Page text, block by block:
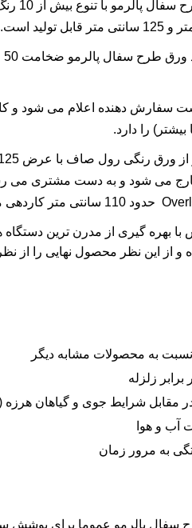
می شود و به دست مشتری می
با بهره گیری از مدرن ترین
و از این نظر محصول نهایی را از
به محصولات مشابه دیگر
زلزله
مقابل شرایط جوی و گیاهان هرزه
آب و هوا
به مرور زمان
سفال پالرمو عموما برای پوشش